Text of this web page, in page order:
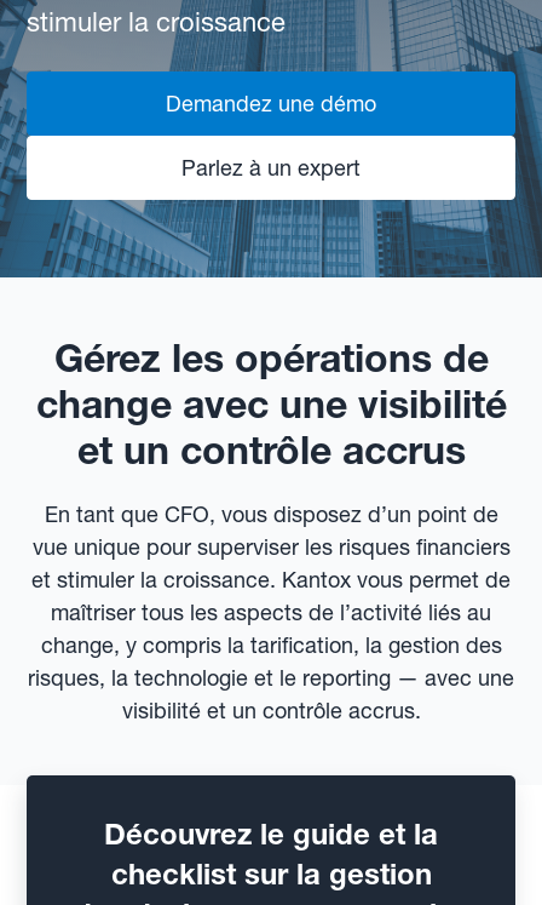
stimuler la croissance
Demandez une démo
Parlez à un expert
Gérez les opérations de
change avec une visibilité
et un contrôle accrus
En tant que CFO, vous disposez d’un point de
vue unique pour superviser les risques financiers
et stimuler la croissance. Kantox vous permet de
maîtriser tous les aspects de l’activité liés au
change, y compris la tarification, la gestion des
risques, la technologie et le reporting — avec une
visibilité et un contrôle accrus.
Découvrez le guide et la
checklist sur la gestion